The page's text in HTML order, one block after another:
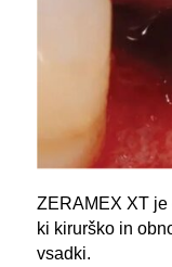
ZERAMEX XT je
ki kirurško in
vsadki.